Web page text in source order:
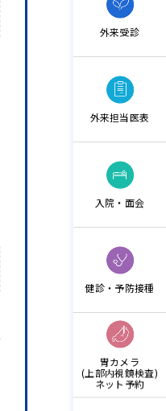
外来受診
外来担当医表
入院・面会
健診・予防接種
胃カメラ
(上部内視鏡検査)
ネット予約